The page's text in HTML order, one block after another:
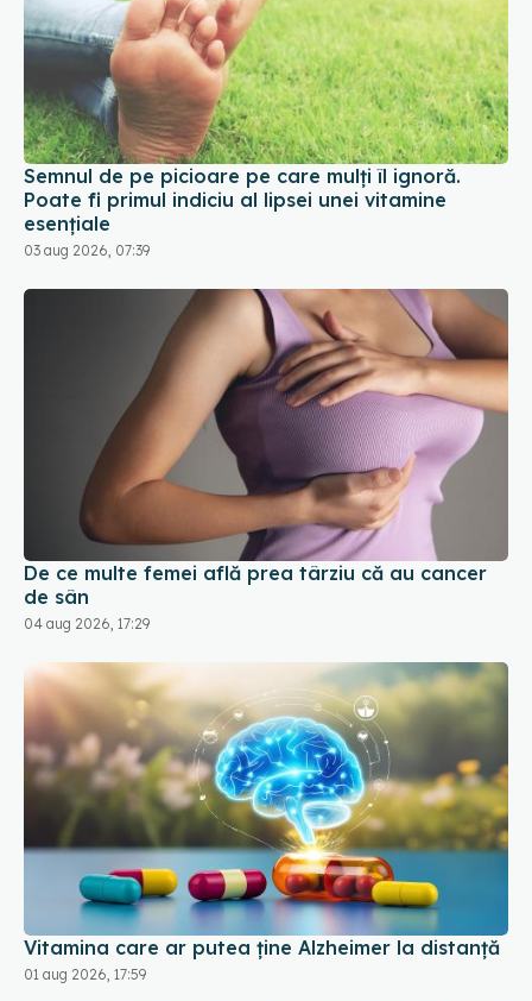
Semnul de pe picioare pe care mulți îl ignoră.
Poate fi primul indiciu al lipsei unei vitamine
esențiale
03 aug 2026, 07:39
De ce multe femei află prea târziu că au cancer
de sân
04 aug 2026, 17:29
Vitamina care ar putea ține Alzheimer la distanță
01 aug 2026, 17:59